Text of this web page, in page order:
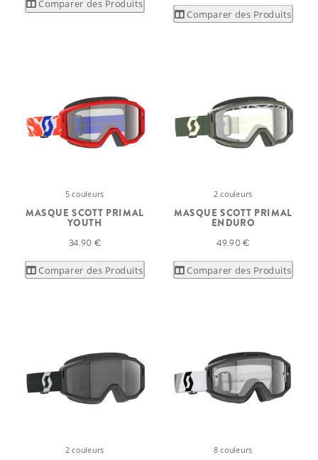
Comparer des Produits
Comparer des Produits
5 couleurs
MASQUE SCOTT PRIMAL
YOUTH
34.90 €
Comparer des Produits
2 couleurs
MASQUE SCOTT PRIMAL
ENDURO
49.90 €
Comparer des Produits
2 couleurs 8 couleurs